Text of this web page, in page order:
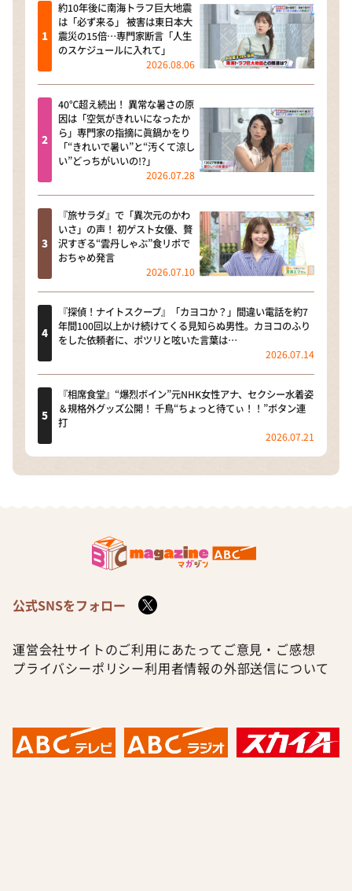
約10年後に南海トラフ巨大地震
は「必ず来る」 被害は東日本大
震災の15倍…専門家断言「人生
のスケジュールに入れて」
2026.08.06
40℃超え続出！ 異常な暑さの原
因は「空気がきれいになったか
ら」専門家の指摘に眞鍋かをり
「“きれいで暑い”と“汚くて涼し
い”どっちがいいの!?」
2026.07.28
『旅サラダ』で「異次元のかわ
いさ」の声！ 初ゲスト女優、贅
沢すぎる“雲丹しゃぶ”食リポで
おちゃめ発言
2026.07.10
『探偵！ナイトスクープ』「カヨコか？」間違い電話を約7
年間100回以上かけ続けてくる見知らぬ男性。カヨコのふり
をした依頼者に、ポツリと呟いた言葉は…
2026.07.14
『相席食堂』“爆烈ボイン”元NHK女性アナ、セクシー水着姿
＆規格外グッズ公開！ 千鳥“ちょっと待てぃ！！”ボタン連
打
2026.07.21
公式SNSをフォロー
運営会社サイトのご利用にあたって ご意見・ご感想
プライバシーポリシー利用者情報の外部送信について